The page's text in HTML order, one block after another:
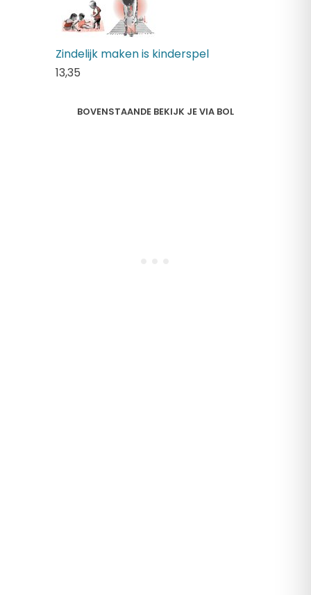
Zindelijk maken is kinderspel
13,35
BOVENSTAANDE BEKIJK JE VIA BOL